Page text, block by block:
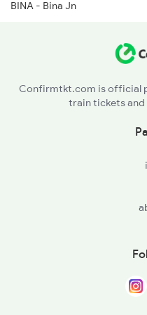
BINA - Bina Jn
JRK - Jeruwa Khera
Confirmtkt.com is official
train tickets and